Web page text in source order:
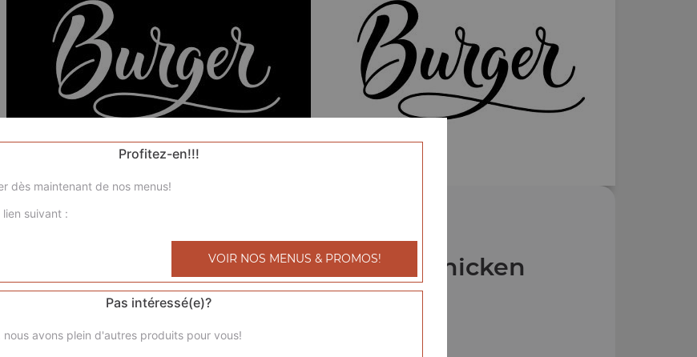
Nos Fried Chicken
Profitez-en!!!
dès maintenant de nos menus!
suivant :
VOIR NOS MENUS & PROMOS!
Pas intéressé(e)?
avons plein d'autres produits pour vous!